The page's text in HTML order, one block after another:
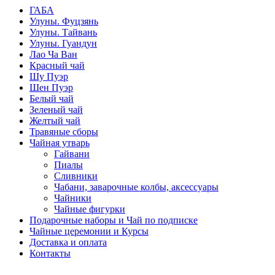
ГАБА
Улуны. Фуцзянь
Улуны. Тайвань
Улуны. Гуандун
Лао Ча Ван
Красный чай
Шу Пуэр
Шен Пуэр
Белый чай
Зеленый чай
Желтый чай
Травяные сборы
Чайная утварь
Гайвани
Пиалы
Сливники
Чабани, заварочные колбы, аксессуары
Чайники
Чайные фигурки
Подарочные наборы и Чай по подписке
Чайные церемонии и Курсы
Доставка и оплата
Контакты